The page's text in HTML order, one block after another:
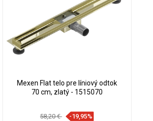
Mexen Flat telo pre líniový odtok
70 cm, zlatý - 1515070
58,20 € -19,95%